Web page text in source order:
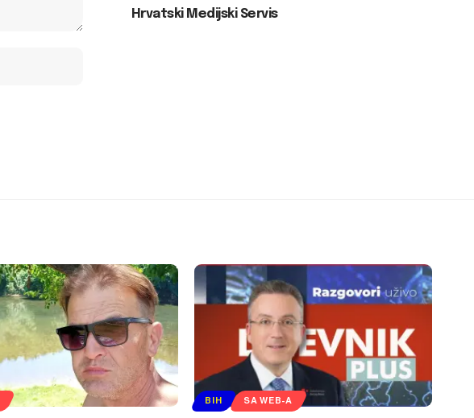
Hrvatski Medijski Servis
BIH SA WEB-A